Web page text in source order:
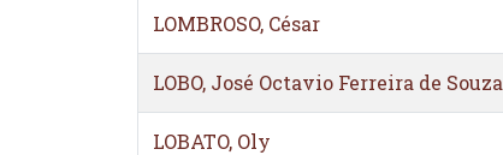
LOMBROSO, César
LOBO, José Octavio Ferreira de Souza
LOBATO, Oly